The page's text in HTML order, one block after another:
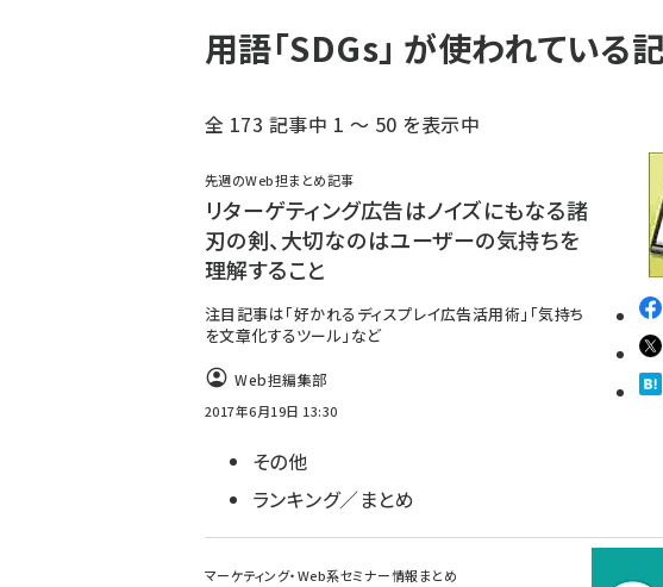
用語「SDGs」 が使われている
全 173 記事中 1 ～ 50 を表示中
先週のWeb担まとめ記事
リターゲティング広告はノイズにもなる諸
刃の剣、大切なのはユーザーの気持ちを
理解すること
注目記事は「好かれるディスプレイ広告活用術」「気持ち
を文章化するツール」など
Web担編集部
2017年6月19日 13:30
その他
ランキング／まとめ
マーケティング・Web系セミナー情報まとめ